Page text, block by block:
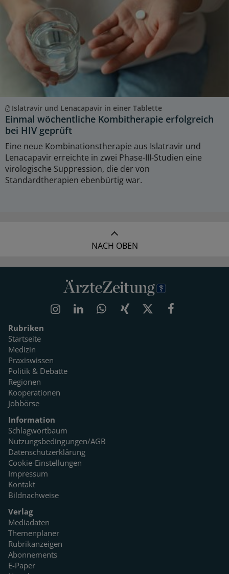
Islatravir und Lenacapavir in einer Tablette
Einmal wöchentliche Kombitherapie erfolgreich
bei HIV geprüft
Eine neue Kombinationstherapie aus Islatravir und
Lenacapavir erreichte in zwei Phase-III-Studien eine
virologische Suppression, die der von
Standardtherapien ebenbürtig war.
NACH OBEN
Rubriken
Startseite
Medizin
Praxiswissen
Politik & Debatte
Regionen
Kooperationen
Jobbörse
Information
Schlagwortbaum
Nutzungsbedingungen/AGB
Datenschutzerklärung
Cookie-Einstellungen
Impressum
Kontakt
Bildnachweise
Verlag
Mediadaten
Themenplaner
Rubrikanzeigen
Abonnements
E-Paper